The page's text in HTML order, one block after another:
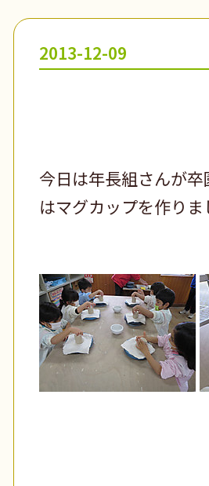
2013-12-09
今日は年長組さんが
はマグカップを作りま